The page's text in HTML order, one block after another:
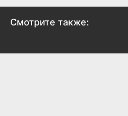
Смотрите также: